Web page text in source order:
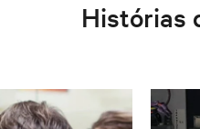
Histórias